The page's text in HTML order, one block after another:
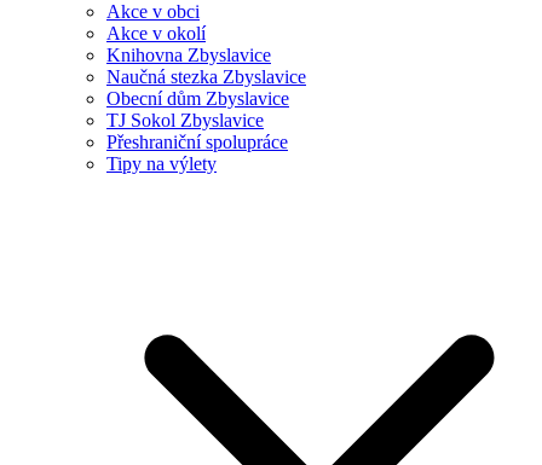
Akce v obci
Akce v okolí
Knihovna Zbyslavice
Naučná stezka Zbyslavice
Obecní dům Zbyslavice
TJ Sokol Zbyslavice
Přeshraniční spolupráce
Tipy na výlety